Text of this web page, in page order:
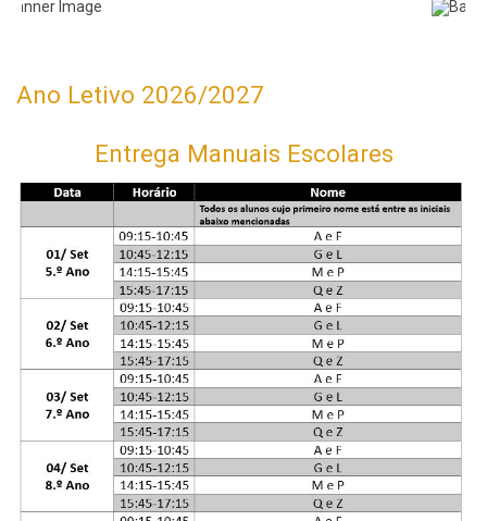
Ano Letivo 2026/2027
Entrega Manuais Escolares